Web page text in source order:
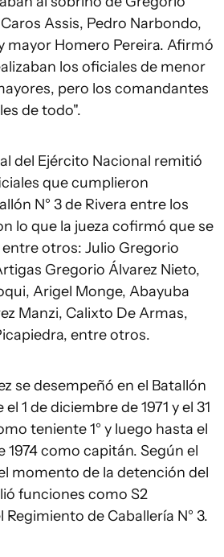
Assis, Pedro Narbondo,
mayor Homero Pereira. Afirmó
los oficiales de menor
pero los comandantes
de todo".
del Ejército Nacional remitió
que cumplieron
N° 3 de Rivera entre los
lo que la jueza cofirmó que se
otros: Julio Gregorio
Gregorio Álvarez Nieto,
Arigel Monge, Abayuba
Manzi, Calixto De Armas,
entre otros.
se desempeñó en el Batallón
1 de diciembre de 1971 y el 31
teniente 1° y luego hasta el
1974 como capitán. Según el
momento de la detención del
funciones como S2
de Caballería N° 3.